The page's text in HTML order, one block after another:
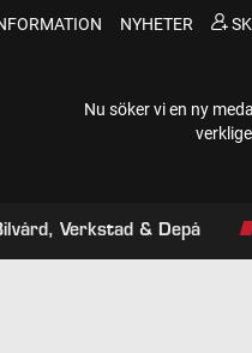
NYHETER
Nu söker vi en ny
Verkstad & Depå